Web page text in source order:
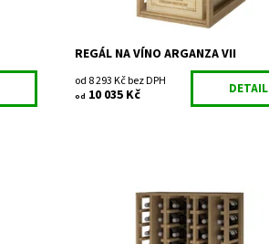
REGÁL NA VÍNO ARGANZA VII
od 8 293 Kč bez DPH
od 10 035 Kč DETAIL
Dřevěný regál na uskladnění vína.
Smontováno z výroby